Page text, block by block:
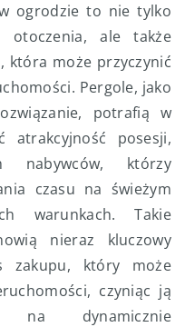
ogrodzie to nie tylko
ale także
która może przyczynić
Pergole, jako
potrafią w
atrakcyjność posesji,
nabywców, którzy
czasu na świeżym
warunkach. Takie
nieraz kluczowy
zakupu, który może
czyniąc ją
na dynamicznie